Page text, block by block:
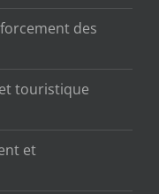
des
touristique
et